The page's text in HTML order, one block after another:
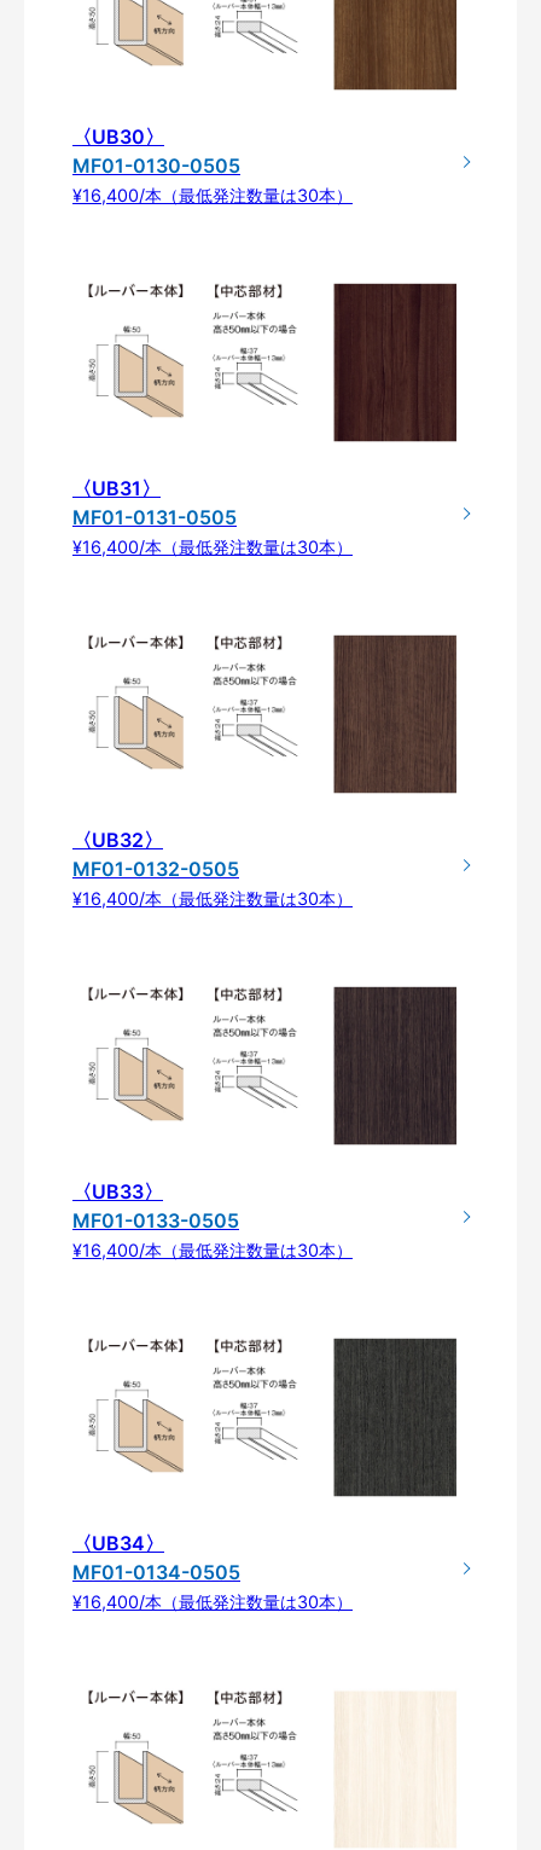
〈UB30〉
MF01-0130-0505
¥16,400/本（最低発注数量は30本）
〈UB31〉
MF01-0131-0505
¥16,400/本（最低発注数量は30本）
〈UB32〉
MF01-0132-0505
¥16,400/本（最低発注数量は30本）
〈UB33〉
MF01-0133-0505
¥16,400/本（最低発注数量は30本）
〈UB34〉
MF01-0134-0505
¥16,400/本（最低発注数量は30本）